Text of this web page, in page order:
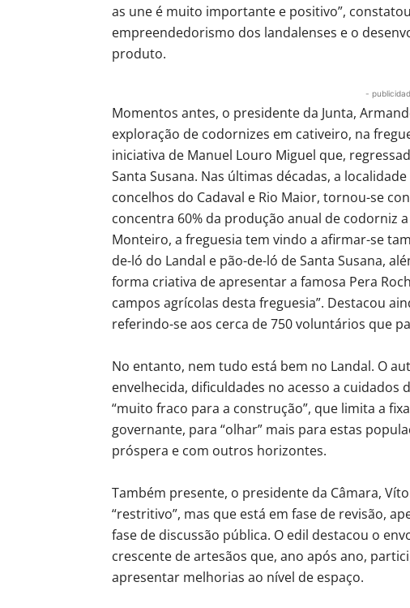
as une é muito importante e positivo”,
empreendedorismo dos landalenses e o
produto.
-
Momentos antes, o presidente da Junta,
exploração de codornizes em cativeiro, na
iniciativa de Manuel Louro Miguel que,
Santa Susana. Nas últimas décadas, a
concelhos do Cadaval e Rio Maior, tornou-se
concentra 60% da produção anual de codorniz
Monteiro, a freguesia tem vindo a afirmar-se
de-ló do Landal e pão-de-ló de Santa Susana,
forma criativa de apresentar a famosa Pera
campos agrícolas desta freguesia”. Destacou
referindo-se aos cerca de 750 voluntários que
No entanto, nem tudo está bem no Landal. O
envelhecida, dificuldades no acesso a cuidados
“muito fraco para a construção”, que limita a
governante, para “olhar” mais para estas
próspera e com outros horizontes.
Também presente, o presidente da Câmara,
“restritivo”, mas que está em fase de revisão,
fase de discussão pública. O edil destacou o
crescente de artesãos que, ano após ano,
apresentar melhorias ao nível de espaço.